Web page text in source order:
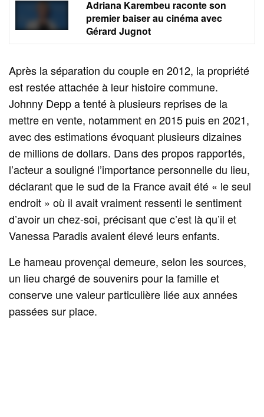
Adriana Karembeu raconte son
premier baiser au cinéma avec
Gérard Jugnot
Après la séparation du couple en 2012, la propriété
est restée attachée à leur histoire commune.
Johnny Depp a tenté à plusieurs reprises de la
mettre en vente, notamment en 2015 puis en 2021,
avec des estimations évoquant plusieurs dizaines
de millions de dollars. Dans des propos rapportés,
l’acteur a souligné l’importance personnelle du lieu,
déclarant que le sud de la France avait été « le seul
endroit » où il avait vraiment ressenti le sentiment
d’avoir un chez-soi, précisant que c’est là qu’il et
Vanessa Paradis avaient élevé leurs enfants.
Le hameau provençal demeure, selon les sources,
un lieu chargé de souvenirs pour la famille et
conserve une valeur particulière liée aux années
passées sur place.